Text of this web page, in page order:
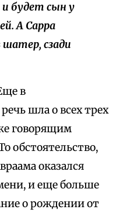
будет сын у
А Сарра
шатер, сзади
в
шла о всех трех
говорящим
обстоятельство,
оказался
и еще больше
о рождении от